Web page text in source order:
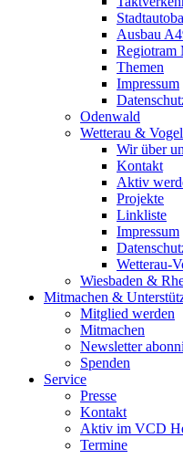
Ausbau
Regiotram
Themen
Impressum
Odenwald
Wetterau &
Wir über
Kontakt
Aktiv
Projekte
Linkliste
Impressum
Wetterau-
Wiesbaden &
Mitmachen &
Mitglied werden
Mitmachen
Newsletter
Spenden
Service
Presse
Kontakt
Aktiv im VCD
Termine